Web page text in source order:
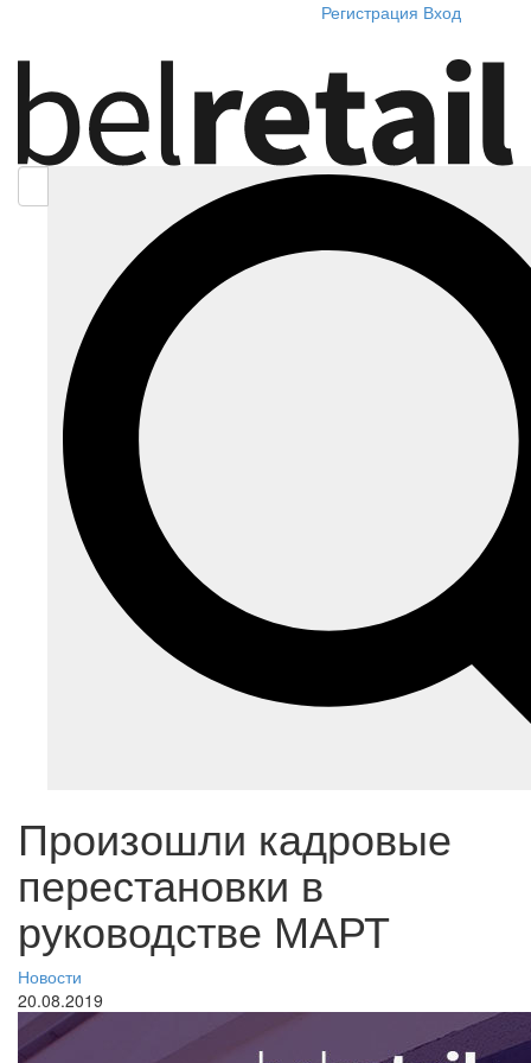
Регистрация Вход
Произошли кадровые
перестановки в
руководстве МАРТ
Новости
20.08.2019